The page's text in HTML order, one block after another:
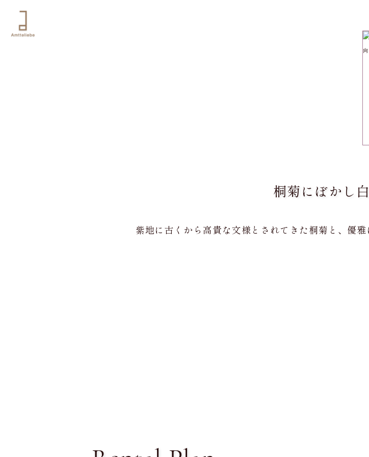
桐菊にぼかし
紫地に古くから高貴な文様とされてきた桐菊と、優